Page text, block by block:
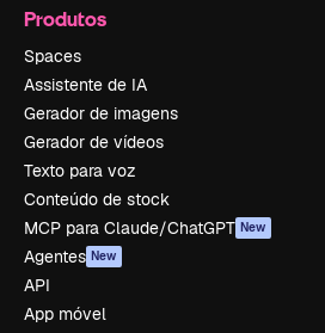
Produtos
Spaces
Assistente de IA
Gerador de imagens
Gerador de vídeos
Texto para voz
Conteúdo de stock
MCP para Claude/ChatGPT New
Agentes New
API
App móvel